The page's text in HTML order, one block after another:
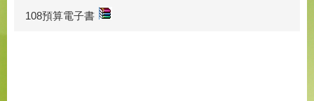
108預算電子書